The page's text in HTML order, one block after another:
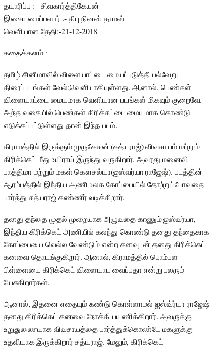
தயாரிப்பு : - சிவகார்த்திகேயன்
இசையமைப்பளார் :- திபு நினன் தாமஸ்
வெளியான தேதி:-21-12-2018
கதைக்களம் :
தமிழ் சினிமாவில் விளையாட்டை மையப்படுத்தி பல்வேறு
திரைப்படங்கள் வேல்;வெளியாகியுள்ளது. ஆனால், பெண்கள்
விளையாட்டை மையமாக வெளியான படங்கள் மிகவும் குறைவே.
அந்த வகையில் பெண்கள் கிரிக்கட்டை மையமாக கொண்டு
எடுக்கப்பட்டுள்ளது தான் இந்த படம்.
கிராமத்தில் இருக்கும் முருகேசன் (சத்யராஜ்) விவசாயம் மற்றும்
கிரிக்கெட் மீது உயிராய் இருந்து வருகிறார். அவரது மனைவி
பாத்திமா மற்றும் மகள் கௌசல்யா(ஐஸ்வர்யா ராஜேஷ்). படத்தின்
ஆரம்பத்தில் இந்திய அணி உலக கோப்பையில் தோற்றுப்போவதை
பார்த்து சத்யராஜ் கண்ணீர் வடிக்கிறார்.
தனது தந்தை முதல் முறையாக அழுவதை காணும் ஐஸ்வர்யா,
இந்திய கிரிக்கெட் அணியில் கலந்து கொண்டு தனது தந்தைகாக
கோப்பையை வெல்ல வேண்டும் என்ற கனவுடன் தனது கிரிக்கெட்
கனவை தொடங்குகிறார். ஆனால், கிராமத்தில் பொம்பள
பிள்ளையை கிரிக்கெட் விளையாட வைப்பதா என்று பலரும்
யேசுகிறார்கள்.
ஆனால், இதனை எதையும் கண்டு கொள்ளாமல் ஐஸ்வ்ர்யா ராஜேஷ்
தனது கிரிக்கெட் கனவை நோக்கி பயணிக்கிறார். அவருக்கு
உறுதுணையாக விவசாயத்தை பார்த்துக்கொண்டே மகளுக்கு
உதவியாக இருக்கிறார் சத்யராஜ். மேலும், கிரிக்கெட்